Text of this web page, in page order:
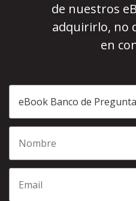
de nuestros
adquirirlo, no
en